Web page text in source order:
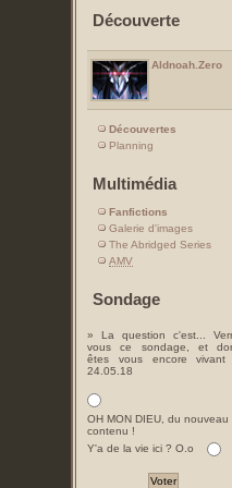
Découverte
Aldnoah.Zero
Découvertes
Planning
Multimédia
Fanfictions
Galerie d'images
The Abridged Series
AMV
Sondage
» La question c'est...
vous ce sondage, et
êtes vous encore vivant
24.05.18
OH MON DIEU, du nouveau
contenu !
Y'a de la vie ici ? O.o